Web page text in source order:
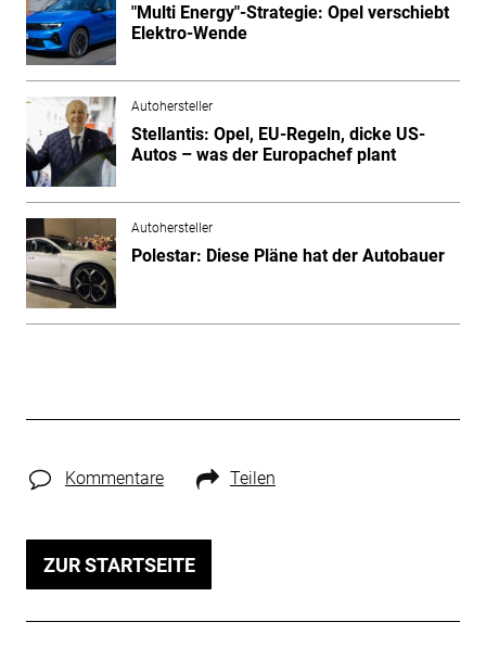
"Multi Energy"-Strategie: Opel verschiebt
Elektro-Wende
Autohersteller
Stellantis: Opel, EU-Regeln, dicke US-
Autos – was der Europachef plant
Autohersteller
Polestar: Diese Pläne hat der Autobauer
Kommentare Teilen
ZUR STARTSEITE